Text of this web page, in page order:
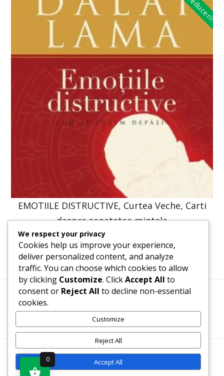
Reduceri!
EMOTIILE DISTRUCTIVE, Curtea Veche, Carti
despre sanatatea mintala
61,31lei
Termeni, Condiții & Protecția Datelor (GDPR)
WWW.RECENZII-CARTI.RO ©2026 TOATE DREPTURILE
REZERVATE
We respect your privacy
Cookies help us improve your experience,
deliver personalized content, and analyze
traffic. You can choose which cookies to allow
by clicking Customize. ClickAccept All to
consent or Reject All to decline non-essential
cookies.
Customize
Reject All
Accept All
0